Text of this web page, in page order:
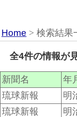
Home > 検索結果
全4件の情報が
新聞名 年
琉球新報
明
琉球新報
明